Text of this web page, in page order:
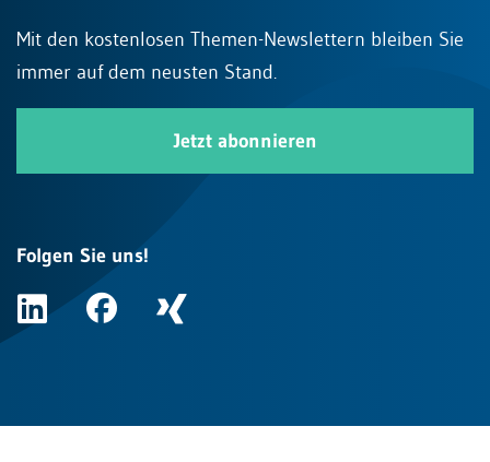
Mit den kostenlosen Themen-Newslettern bleiben Sie
immer auf dem neusten Stand.
Jetzt abonnieren
Folgen Sie uns!